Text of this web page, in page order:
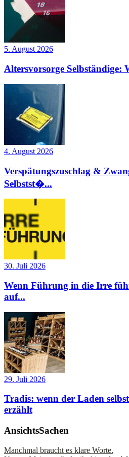
5. August 2026
Altersvorsorge Selbständige:
4. August 2026
Verspätungszuschlag &
Selbstst�...
30. Juli 2026
Wenn Führung in die Irre
auf...
29. Juli 2026
Tradis: wenn der Laden
erzählt
AnsichtsSachen
Manchmal braucht es klare Worte.